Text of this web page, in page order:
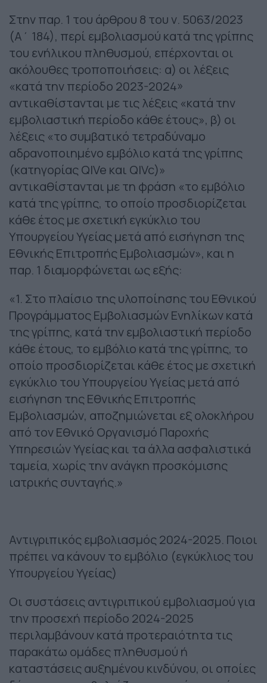
Στην παρ. 1 του άρθρου 8 του ν. 5063/2023
(Α΄ 184), περί εμβολιασμού κατά της γρίπης
του ενήλικου πληθυσμού, επέρχονται οι
ακόλουθες τροποποιήσεις: α) οι λέξεις
«κατά την περίοδο 2023-2024»
αντικαθίστανται με τις λέξεις «κατά την
εμβολιαστική περίοδο κάθε έτους», β) οι
λέξεις «το συμβατικό τετραδύναμο
αδρανοποιημένο εμβόλιο κατά της γρίπης
(κατηγορίας QIVe και QIVc)»
αντικαθίστανται με τη φράση «το εμβόλιο
κατά της γρίπης, το οποίο προσδιορίζεται
κάθε έτος με σχετική εγκύκλιο του
Υπουργείου Υγείας μετά από εισήγηση της
Εθνικής Επιτροπής Εμβολιασμών», και η
παρ. 1 διαμορφώνεται ως εξής:
«1. Στο πλαίσιο της υλοποίησης του Εθνικού
Προγράμματος Εμβολιασμών Ενηλίκων κατά
της γρίπης, κατά την εμβολιαστική περίοδο
κάθε έτους, το εμβόλιο κατά της γρίπης, το
οποίο προσδιορίζεται κάθε έτος με σχετική
εγκύκλιο του Υπουργείου Υγείας μετά από
εισήγηση της Εθνικής Επιτροπής
Εμβολιασμών, αποζημιώνεται εξ ολοκλήρου
από τον Εθνικό Οργανισμό Παροχής
Υπηρεσιών Υγείας και τα άλλα ασφαλιστικά
ταμεία, χωρίς την ανάγκη προσκόμισης
ιατρικής συνταγής.»
Αντιγριπικός εμβολιασμός 2024-2025. Ποιοι
πρέπει να κάνουν το εμβόλιο (εγκύκλιος του
Υπουργείου Υγείας)
Οι συστάσεις αντιγριπικού εμβολιασμού για
την προσεχή περίοδο 2024-2025
περιλαμβάνουν κατά προτεραιότητα τις
παρακάτω ομάδες πληθυσμού ή
καταστάσεις αυξημένου κινδύνου, οι οποίες